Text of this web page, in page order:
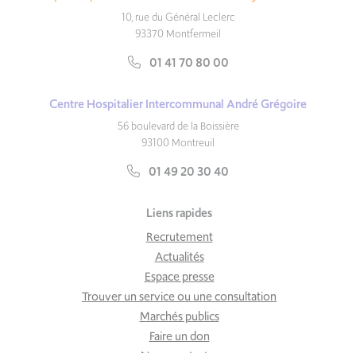
10, rue du Général Leclerc
93370 Montfermeil
01 41 70 80 00
Centre Hospitalier Intercommunal André Grégoire
56 boulevard de la Boissière
93100 Montreuil
01 49 20 30 40
Liens rapides
Recrutement
Actualités
Espace presse
Trouver un service ou une consultation
Marchés publics
Faire un don